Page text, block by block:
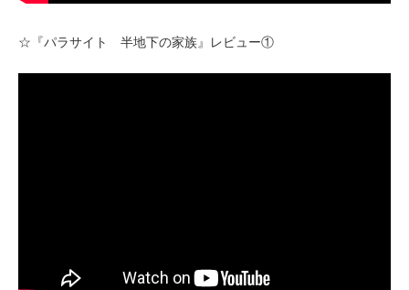
☆『パラサイト 半地下の家族』レビュー①